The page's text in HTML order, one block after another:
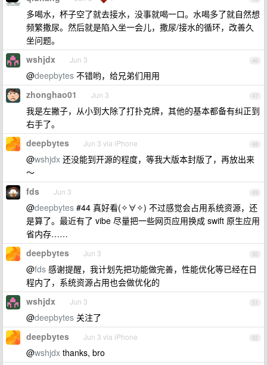
多喝水，杯子空了就去接水，没事就喝一口。水喝多了就自然想
频繁撒尿。然后就是陷入坐一会儿，撒尿/接水的循环，改善久
坐问题。
46
wshjdx Jun 3
@deepbytes 不错哟，给兄弟们用用
47
zhonghao01 Jun 3
我是左撇子，从小到大除了打扑克牌，其他的基本都备有纠正到
右手了。
48
deepbytes Jun 3 via iPhone
@wshjdx 还没能到开源的程度，等我大版本封版了，再放出来
～
49
fds Jun 3
@deepbytes #44 真好看(✧∀✧) 不过感觉会占用系统资源，还
是算了。最近有了 vibe 尽量把一些网页应用换成 swift 原生应用
省内存……
50
deepbytes Jun 3
@fds 感谢提醒，我计划先把功能做完善，性能优化等已经在日
程内了，系统资源占用也会做优化的
51
wshjdx Jun 3
@deepbytes 关注了
52
deepbytes Jun 3 via iPhone
@wshjdx thanks, bro